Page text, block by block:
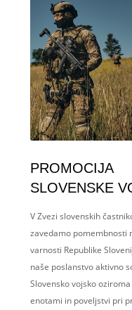
PROMOCIJA
SLOVENSKE
V Zvezi slovenskih
zavedamo pomembnosti
varnosti Republike
naše poslanstvo aktivno
Slovensko vojsko
enotami in poveljstvi pri